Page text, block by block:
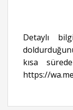
Detaylı
kısa
https://